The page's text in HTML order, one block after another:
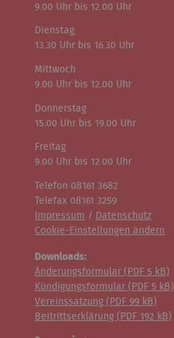
9.00 Uhr bis 12.00 Uhr
Dienstag
13.30 Uhr bis 16.30 Uhr
Mittwoch
9.00 Uhr bis 12.00 Uhr
Donnerstag
15.00 Uhr bis 19.00 Uhr
Freitag
9.00 Uhr bis 12.00 Uhr
Telefon 08161 3682
Telefax 08161 3259
Impressum / Datenschutz
Cookie-Einstellungen ändern
Downloads:
Änderungsformular ( PDF 5 kB)
Kündigungsformular ( PDF 5 kB)
Vereinssatzung ( PDF 99 kB)
Beitrittserklärung ( PDF 192 kB)